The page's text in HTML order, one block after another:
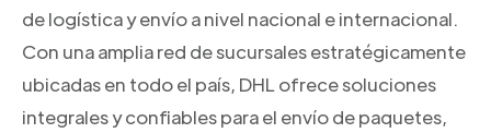
de logística y envío a nivel nacional e internacional.
Con una amplia red de sucursales estratégicamente
ubicadas en todo el país, DHL ofrece soluciones
integrales y confiables para el envío de paquetes,